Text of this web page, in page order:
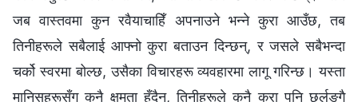
जब वास्तवमा कुन रवैयाचाहिँ अपनाउने भन्‍ने कुरा आउँछ, तब
तिनीहरूले सबैलाई आफ्नो कुरा बताउन दिन्छन्, र जसले सबैभन्दा
चर्को स्वरमा बोल्छ, उसैका विचारहरू व्यवहारमा लागू गरिन्छ। यस्ता
मानिसहरूसँग कुनै क्षमता हुँदैन, तिनीहरूले कुनै कुरा पनि छर्लङ्गै